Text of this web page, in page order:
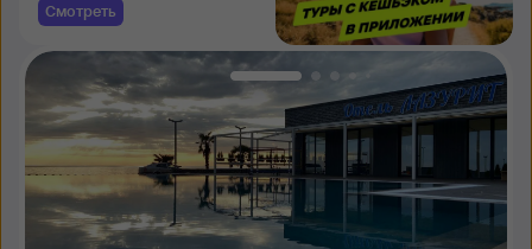
Смотреть